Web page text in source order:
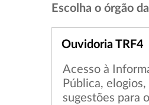
Escolha o órgão
Ouvidoria TRF4
Acesso à
Pública,
sugestões para